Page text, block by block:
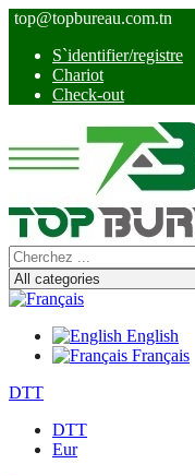
top@topbureau.com.tn
S`identifier/registre
Chariot
Check-out
English
Français
DTT
DTT
Eur